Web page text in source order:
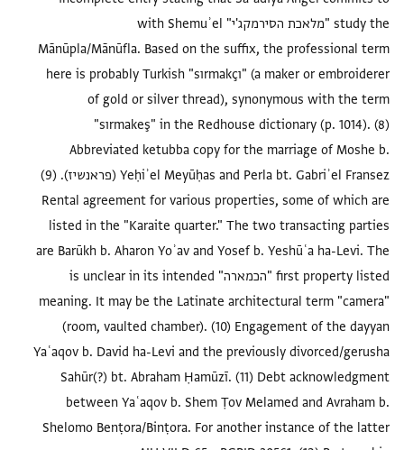
study the "מלאכת הסירמקג'י" with Shemuʾel
Mānūpla/Mānūfla. Based on the suffix, the professional term
here is probably Turkish "sırmakçı" (a maker or embroiderer
of gold or silver thread), synonymous with the term
"sırmakeş" in the Redhouse dictionary (p. 1014). (8)
Abbreviated ketubba copy for the marriage of Moshe b.
Yeḥiʾel Meyūḥas and Perla bt. Gabriʾel Fransez (פראנשיז). (9)
Rental agreement for various properties, some of which are
listed in the "Karaite quarter." The two transacting parties
are Barūkh b. Aharon Yoʾav and Yosef b. Yeshūʿa ha-Levi. The
first property listed "הכמארה" is unclear in its intended
meaning. It may be the Latinate architectural term "camera"
(room, vaulted chamber). (10) Engagement of the dayyan
Yaʿaqov b. David ha-Levi and the previously divorced/gerusha
Sahūr(?) bt. Abraham Ḥamūzī. (11) Debt acknowledgment
between Yaʿaqov b. Shem Ṭov Melamed and Avraham b.
Shelomo Benṭora/Binṭora. For another instance of the latter